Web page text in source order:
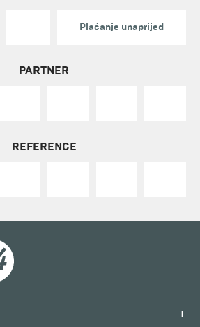
Plaćanje unaprijed
PARTNER
REFERENCE
+